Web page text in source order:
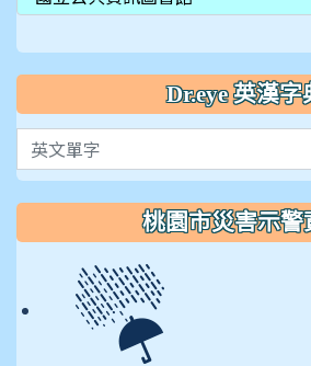
Dr.eye 英漢字
英文單字
桃園市災害示警